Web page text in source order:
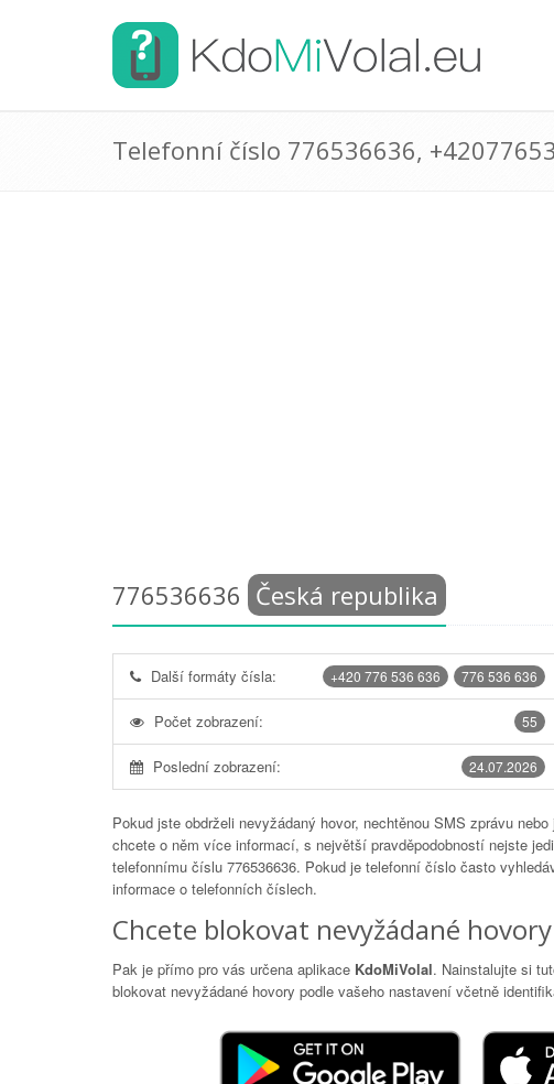
Telefonní číslo 776536636,
776536636 Česká republika
776 536 636
+420 776 536 636
Další formáty čísla:
55
Počet zobrazení:
24.07.2026
Poslední zobrazení:
Pokud jste obdrželi nevyžádaný hovor, nechtěnou SMS zprávu
chcete o něm více informací, s největší pravděpodobností nejste
telefonnímu číslu 776536636. Pokud je telefonní číslo často
informace o telefonních číslech.
Chcete blokovat nevyžádané
Pak je přímo pro vás určena aplikace KdoMiVolal. Nainstalujte si
blokovat nevyžádané hovory podle vašeho nastavení včetně